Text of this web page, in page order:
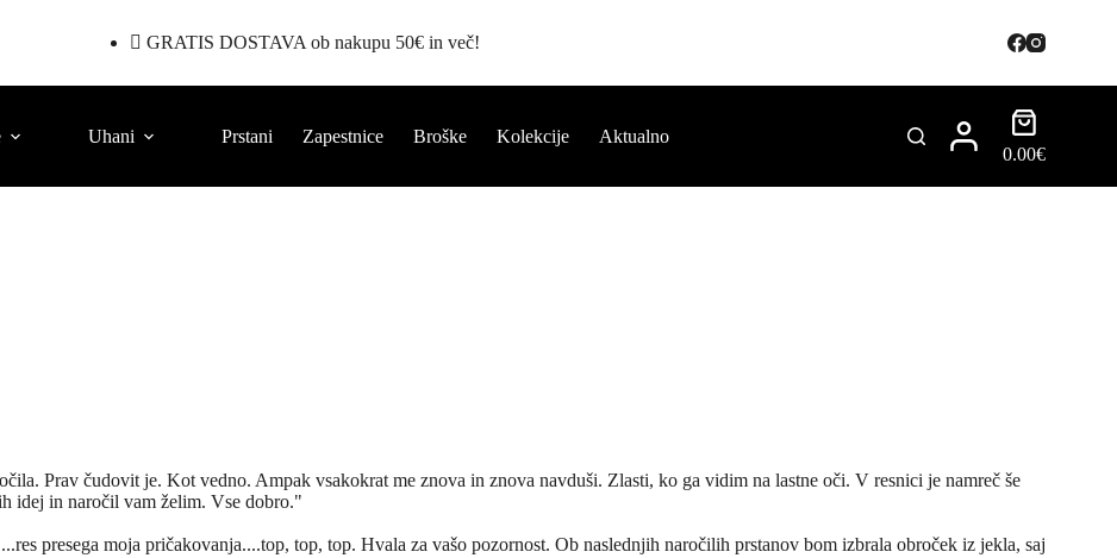
GRATIS DOSTAVA ob nakupu 50€ in več!
Uhani Prstani Zapestnice Broške Kolekcije
Aktualno
0.00€
Prav čudovit je. Kot vedno. Ampak vsakokrat me znova in znova navduši. Zlasti, ko ga vidim na lastne oči. V resnici je namreč še
idej in naročil vam želim. Vse dobro."
presega moja pričakovanja....top, top, top. Hvala za vašo pozornost. Ob naslednjih naročilih prstanov bom izbrala obroček iz jekla, saj